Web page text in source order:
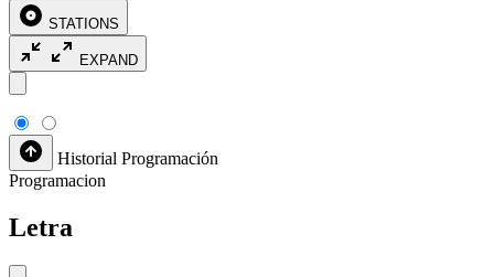
STATIONS
EXPAND
Historial Programación
Programacion
Letra